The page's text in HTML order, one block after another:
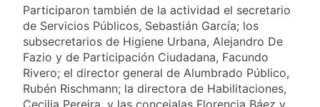
Participaron también de la actividad el secretario
de Servicios Públicos, Sebastián García; los
subsecretarios de Higiene Urbana, Alejandro De
Fazio y de Participación Ciudadana, Facundo
Rivero; el director general de Alumbrado Público,
Rubén Rischmann; la directora de Habilitaciones,